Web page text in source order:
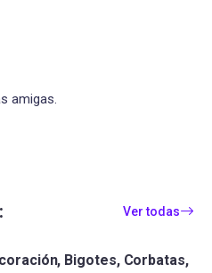
amigas.
Ver todas
Bigotes, Corbatas,